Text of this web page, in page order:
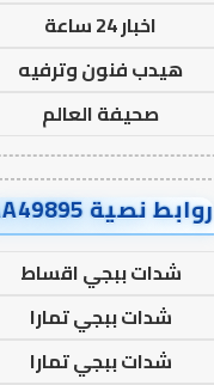
اخبار 24 ساعة
هيدب فنون وترفيه
صحيفة العالم
روابط نصية AA49895
شدات ببجي اقساط
شدات ببجي تمارا
شدات ببجي تمارا